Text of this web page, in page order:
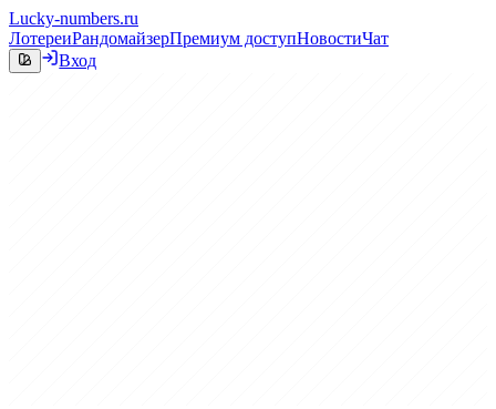
Lucky-numbers.ru
ЛотереиРандомайзерПремиум доступНовостиЧат
Вход